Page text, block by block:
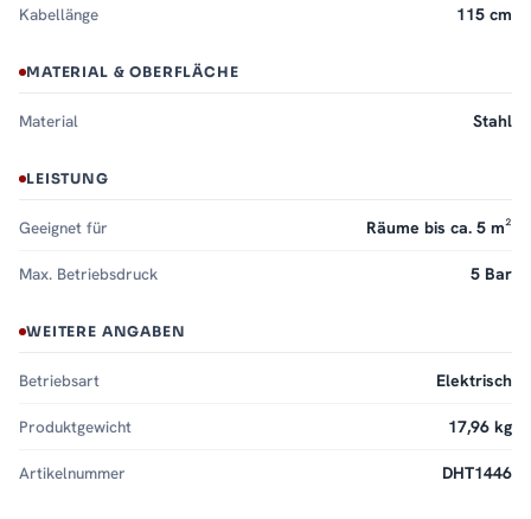
Kabellänge 115 cm
MATERIAL & OBERFLÄCHE
Material Stahl
LEISTUNG
Geeignet für Räume bis ca. 5 m²
Max. Betriebsdruck 5 Bar
WEITERE ANGABEN
Betriebsart Elektrisch
Produktgewicht 17,96 kg
Artikelnummer DHT1446